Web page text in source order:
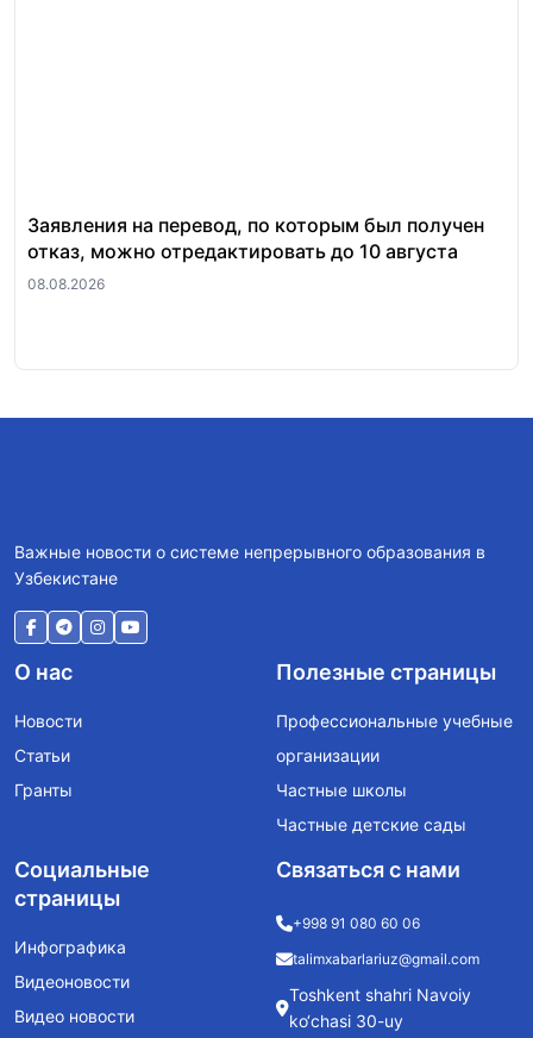
Заявления на перевод, по которым был получен
отказ, можно отредактировать до 10 августа
08.08.2026
Важные новости о системе непрерывного образования в
Узбекистане
О нас
Новости
Статьи
Гранты
Полезные страницы
Профессиональные учебные
организации
Частные школы
Частные детские сады
Социальные
страницы
Инфографика
Видеоновости
Видео новости
Связаться с нами
+998 91 080 60 06
talimxabarlariuz@gmail.com
Toshkent shahri Navoiy
ko‘chasi 30-uy